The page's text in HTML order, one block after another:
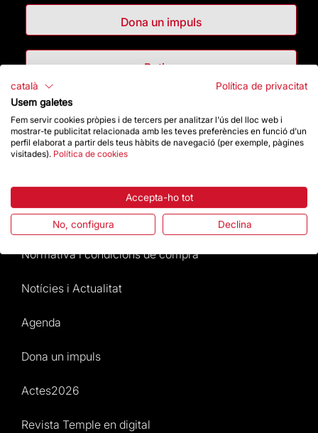
Dona un impuls
Botiga
Destacats
La Fundació
Preguntes freqüents
Atenció al Visitant
Normativa i condicions de compra
Notícies i Actualitat
Agenda
Dona un impuls
Actes2026
Revista Temple en digital
català
Política de privacitat
Usem galetes
Fem servir cookies pròpies i de tercers per analitzar l'ús del lloc web i
mostrar-te publicitat relacionada amb les teves preferències en funció d'un
perfil elaborat a partir dels teus hàbits de navegació (per exemple, pàgines
visitades). Política de cookies
Accepta-ho tot
No, configura Declina